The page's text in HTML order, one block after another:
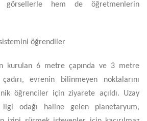
hem de öğretmenlerin
öğrendiler
kurulan 6 metre çapında ve 3 metre
evrenin bilinmeyen noktalarını
öğrenciler için ziyarete açıldı. Uzay
ilgi odağı haline gelen planetaryum,